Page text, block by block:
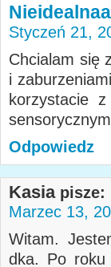
Styczeń 21,
Chcialam się
i
korzystacie
Odpowiedz
Kasia pisze:
Marzec 13,
Witam.
dka. Po roku